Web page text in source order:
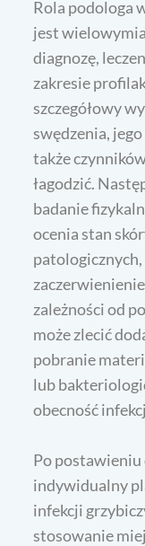
Rola podologa
jest
diagnozę,
zakresie
szczegółowy
swędzenia,
także
łagodzić.
badanie
ocenia stan
patologicznych,
zależności od
może zlecić
pobranie
lub
obecność
Po postawieniu
indywidualny
infekcji
stosowanie